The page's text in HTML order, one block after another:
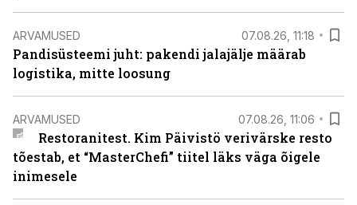
ARVAMUSED 07.08.26, 11:18
Pandisüsteemi juht: pakendi jalajälje määrab
logistika, mitte loosung
ARVAMUSED 07.08.26, 11:06
Restoranitest. Kim Päivistö verivärske resto
tõestab, et “MasterChefi” tiitel läks väga õigele
inimesele